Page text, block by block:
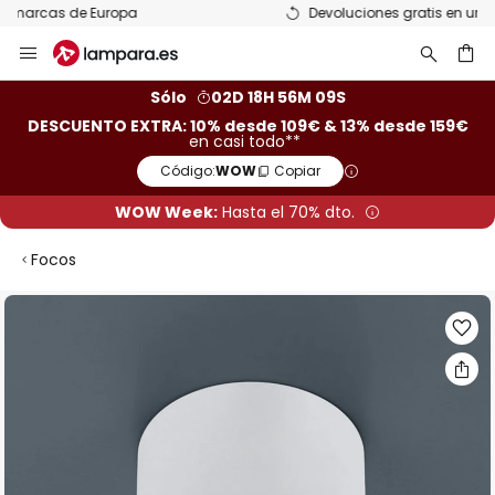
Devoluciones gratis en un plazo de 50 días
al
Sólo
02D 18H 56M 09S
DESCUENTO EXTRA: 10% desde 109€ & 13% desde 159€
en casi todo**
Código:WOW Copiar
WOW Week: Hasta el 70% dto.
Focos
Saltar